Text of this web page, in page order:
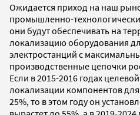
Ожидается приход на наш
промышленно-
они будут обеспечивать на
локализацию оборудования
электростанций с
производственные цепочки
Если в 2015-2016 годах
локализации компонентов
25%, то в этом году он